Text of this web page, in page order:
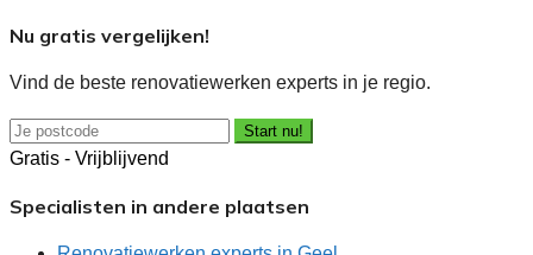
Nu gratis vergelijken!
Vind de beste renovatiewerken experts in je regio.
Start nu!
Gratis - Vrijblijvend
Specialisten in andere plaatsen